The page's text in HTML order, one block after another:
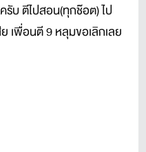
บ ตีไปสอน(ทุกช๊อต) ไป
เพื่อนตี 9 หลุมขอเลิกเลย